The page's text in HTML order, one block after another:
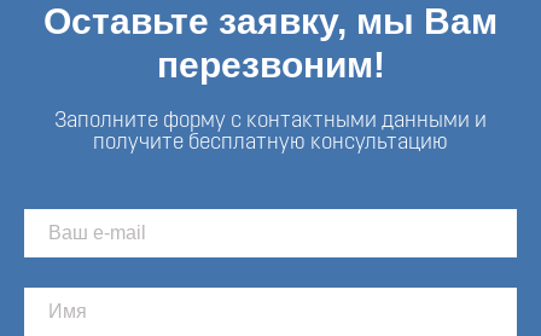
Оставьте заявку, мы Вам
перезвоним!
Заполните форму с контактными данными и
получите бесплатную консультацию